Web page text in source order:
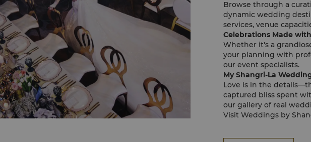
Browse through a
dynamic wedding
services, venue
Celebrations Made
Whether it's a
your planning with
our event specialists.
My Shangri-La
Love is in the
captured bliss spent
our gallery of real
Visit Weddings by